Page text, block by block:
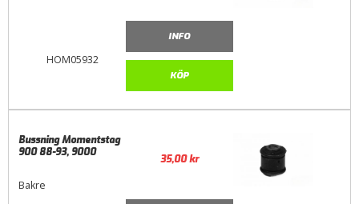
HOM05932
INFO
KÖP
Bussning Momentstag
900 88-93, 9000
Bakre
35,00kr